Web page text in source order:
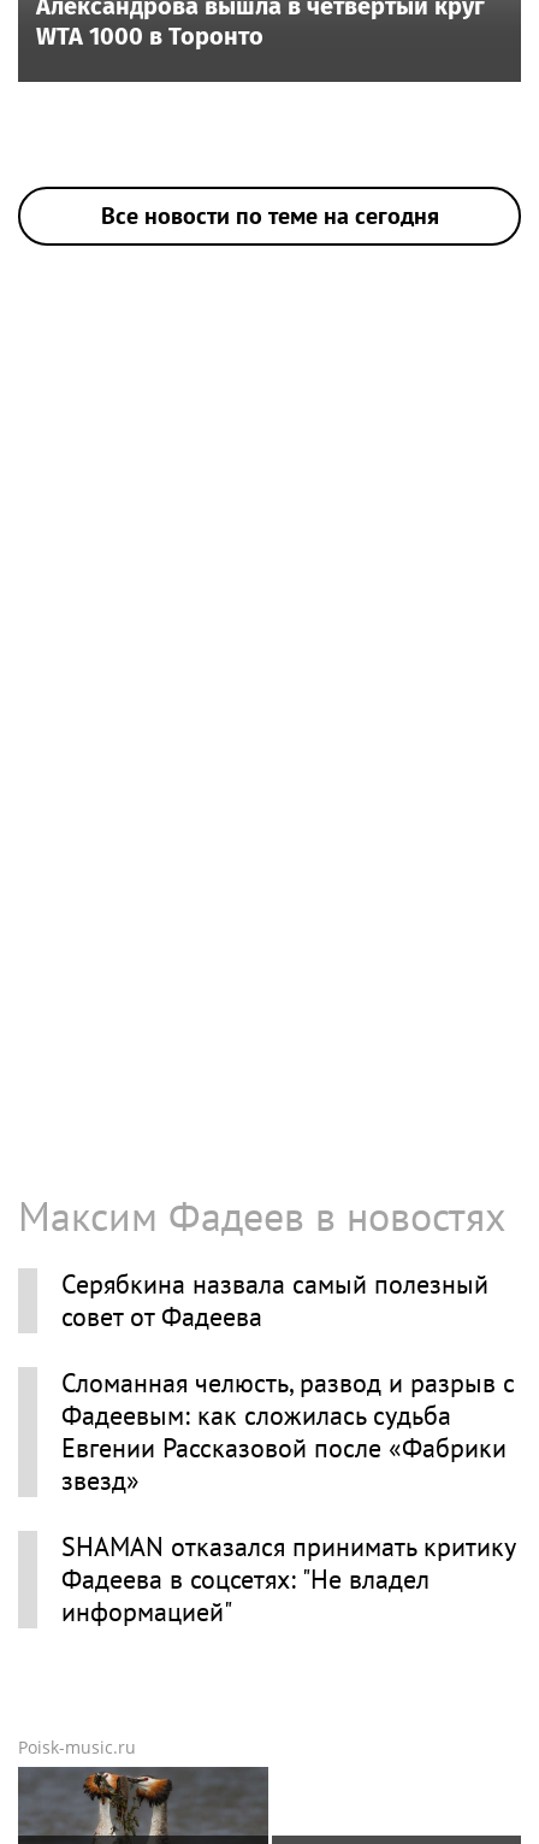
Александрова вышла в четвертый круг
WTA 1000 в Торонто
Все новости по теме на сегодня
Максим Фадеев в новостях
Серябкина назвала самый полезный
совет от Фадеева
Сломанная челюсть, развод и разрыв с
Фадеевым: как сложилась судьба
Евгении Рассказовой после «Фабрики
звезд»
SHAMAN отказался принимать критику
Фадеева в соцсетях: "Не владел
информацией"
Poisk-music.ru